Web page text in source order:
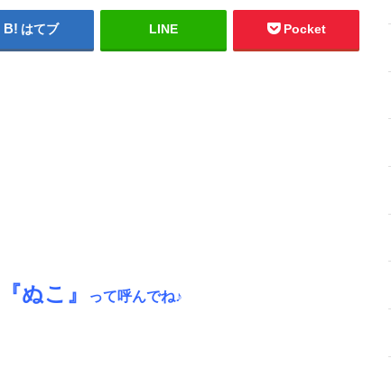
はてブ LINE Pocket
『ぬこ』 って呼んでね♪